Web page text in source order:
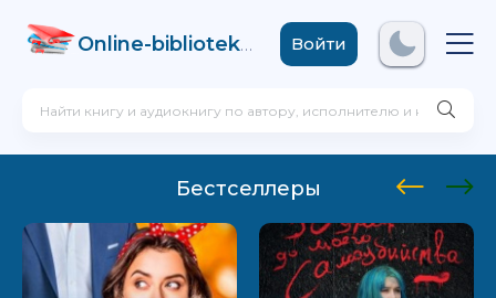
Online-biblioteka .comВойти
Бестселлеры